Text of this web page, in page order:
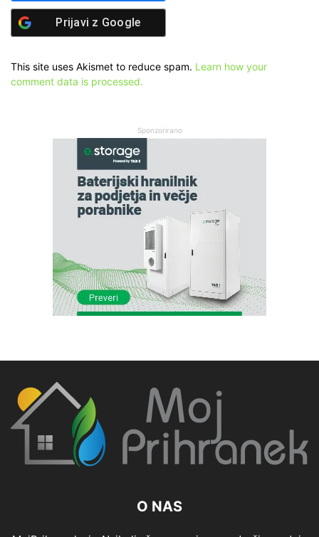
Prijavi z Google
This site uses Akismet to reduce spam. Learn how your
comment data is processed.
Sponzorirano
O NAS